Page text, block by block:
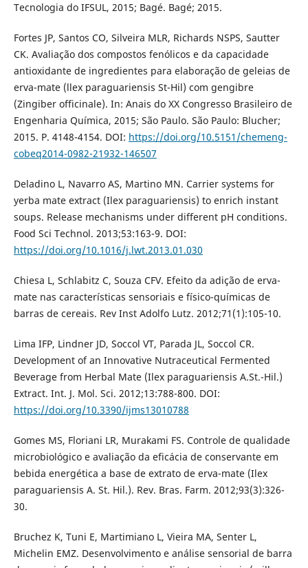
Tecnologia do IFSUL, 2015; Bagé. Bagé; 2015.
Fortes JP, Santos CO, Silveira MLR, Richards NSPS, Sautter
CK. Avaliação dos compostos fenólicos e da capacidade
antioxidante de ingredientes para elaboração de geleias de
erva-mate (llex paraguariensis St-Hil) com gengibre
(Zingiber officinale). In: Anais do XX Congresso Brasileiro de
Engenharia Química, 2015; São Paulo. São Paulo: Blucher;
2015. P. 4148-4154. DOI: https://doi.org/10.5151/chemeng-
cobeq2014-0982-21932-146507
Deladino L, Navarro AS, Martino MN. Carrier systems for
yerba mate extract (Ilex paraguariensis) to enrich instant
soups. Release mechanisms under different pH conditions.
Food Sci Technol. 2013;53:163-9. DOI:
https://doi.org/10.1016/j.lwt.2013.01.030
Chiesa L, Schlabitz C, Souza CFV. Efeito da adição de erva-
mate nas características sensoriais e físico-químicas de
barras de cereais. Rev Inst Adolfo Lutz. 2012;71(1):105-10.
Lima IFP, Lindner JD, Soccol VT, Parada JL, Soccol CR.
Development of an Innovative Nutraceutical Fermented
Beverage from Herbal Mate (Ilex paraguariensis A.St.-Hil.)
Extract. Int. J. Mol. Sci. 2012;13:788-800. DOI:
https://doi.org/10.3390/ijms13010788
Gomes MS, Floriani LR, Murakami FS. Controle de qualidade
microbiológico e avaliação da eficácia de conservante em
bebida energética a base de extrato de erva-mate (Ilex
paraguariensis A. St. Hil.). Rev. Bras. Farm. 2012;93(3):326-
30.
Bruchez K, Tuni E, Martimiano L, Vieira MA, Senter L,
Michelin EMZ. Desenvolvimento e análise sensorial de barra